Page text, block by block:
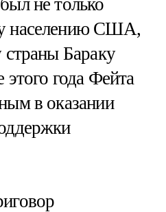
населению США,
страны Бараку
года Фейта
в оказании